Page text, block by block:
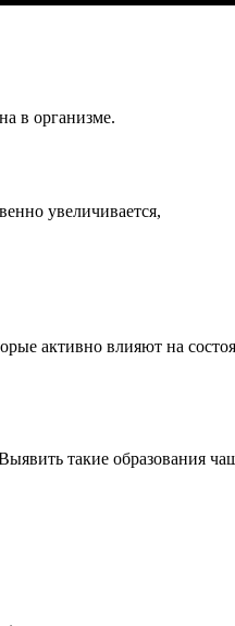
в организме.
увеличивается,
активно влияют на
такие образования